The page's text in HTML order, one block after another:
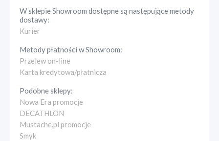
W sklepieShowroom dostępne są następujące metody
dostawy:
Kurier
Metody płatności wShowroom:
Przelew on-line
Karta kredytowa/płatnicza
Podobne sklepy:
Nowa Era promocje
DECATHLON
Mustache.pl promocje
Smyk